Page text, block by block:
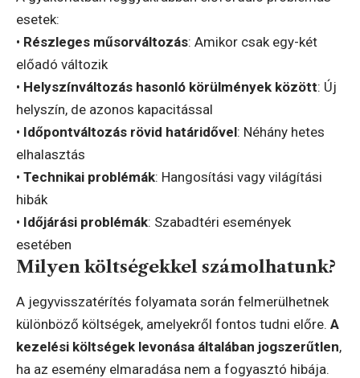
esetek:
• Részleges műsorváltozás: Amikor csak egy-két
előadó változik
• Helyszínváltozás hasonló körülmények között: Új
helyszín, de azonos kapacitással
• Időpontváltozás rövid határidővel: Néhány hetes
elhalasztás
• Technikai problémák: Hangosítási vagy világítási
hibák
• Időjárási problémák: Szabadtéri események
esetében
Milyen költségekkel számolhatunk?
A jegyvisszatérítés folyamata során felmerülhetnek
különböző költségek, amelyekről fontos tudni előre. A
kezelési költségek levonása általában jogszerűtlen,
ha az esemény elmaradása nem a fogyasztó hibája.